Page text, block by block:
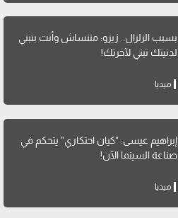
بسبب الزلزال.. زيزو: متنساش وأنت بتبني
لدنيتك تبني لآخرتك!
ميديا
إبراهيم عيسى: "كيان احتكاري" يتحكم في
صناعة السينما الآن!
ميديا